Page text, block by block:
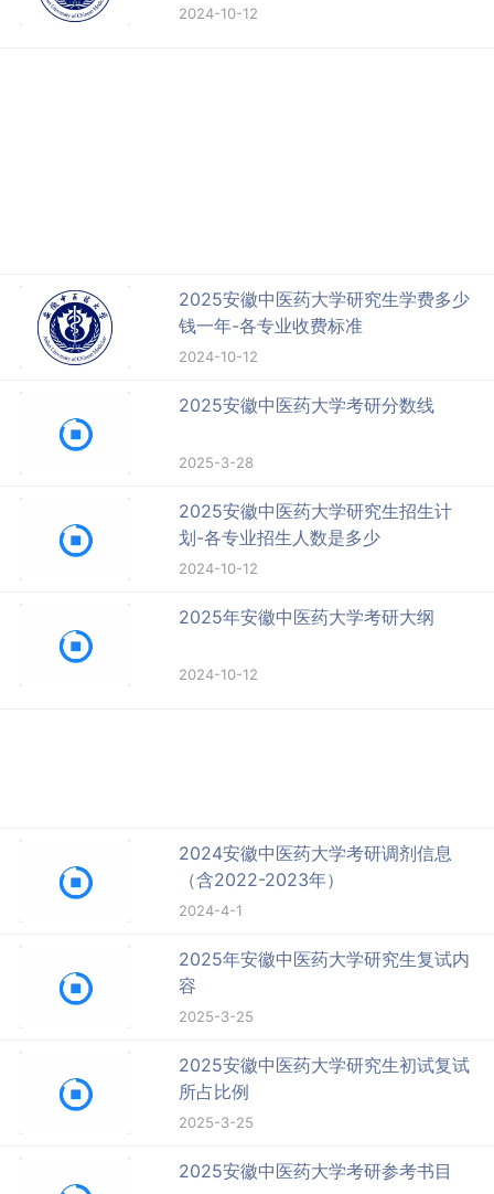
2024-10-12
2025安徽中医药大学研究生学费多少
钱一年-各专业收费标准
2024-10-12
2025安徽中医药大学考研分数线
2025-3-28
2025安徽中医药大学研究生招生计
划-各专业招生人数是多少
2024-10-12
2025年安徽中医药大学考研大纲
2024-10-12
2024安徽中医药大学考研调剂信息
（含2022-2023年）
2024-4-1
2025年安徽中医药大学研究生复试内
容
2025-3-25
2025安徽中医药大学研究生初试复试
所占比例
2025-3-25
2025安徽中医药大学考研参考书目